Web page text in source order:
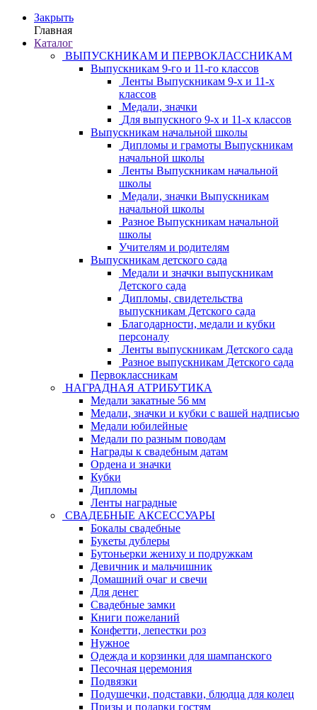
Закрыть
Главная
Каталог
ВЫПУСКНИКАМ И ПЕРВОКЛАССНИКАМ
Выпускникам 9-го и 11-го классов
Ленты Выпускникам 9-х и 11-х
классов
Медали, значки
Для выпускного 9-х и 11-х классов
Выпускникам начальной школы
Дипломы и грамоты Выпускникам
начальной школы
Ленты Выпускникам начальной
школы
Медали, значки Выпускникам
начальной школы
Разное Выпускникам начальной
школы
Учителям и родителям
Выпускникам детского сада
Медали и значки выпускникам
Детского сада
Дипломы, свидетельства
выпускникам Детского сада
Благодарности, медали и кубки
персоналу
Ленты выпускникам Детского сада
Разное выпускникам Детского сада
Первоклассникам
НАГРАДНАЯ АТРИБУТИКА
Медали закатные 56 мм
Медали, значки и кубки с вашей надписью
Медали юбилейные
Медали по разным поводам
Награды к свадебным датам
Ордена и значки
Кубки
Дипломы
Ленты наградные
СВАДЕБНЫЕ АКСЕССУАРЫ
Бокалы свадебные
Букеты дублеры
Бутоньерки жениху и подружкам
Девичник и мальчишник
Домашний очаг и свечи
Для денег
Свадебные замки
Книги пожеланий
Конфетти, лепестки роз
Нужное
Одежда и корзинки для шампанского
Песочная церемония
Подвязки
Подушечки, подставки, блюдца для колец
Призы и подарки гостям